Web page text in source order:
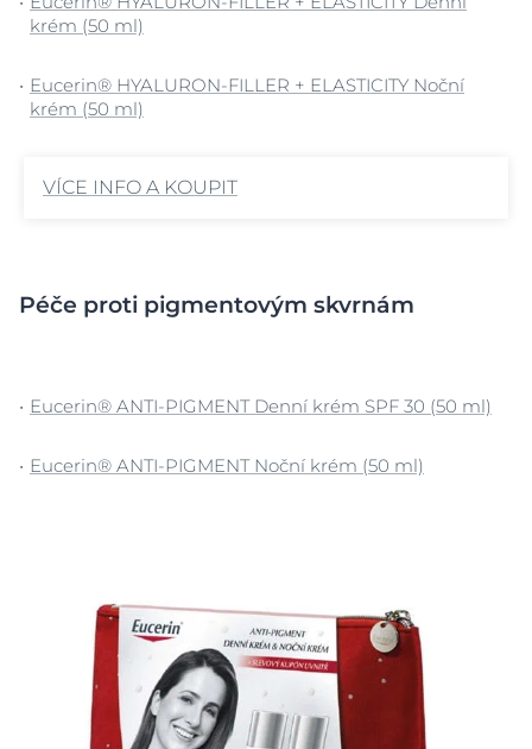
krém (50 ml)
Eucerin® HYALURON-FILLER + ELASTICITY Noční
krém (50 ml)
VÍCE INFO A KOUPIT
Péče proti pigmentovým skvrnám
Eucerin® ANTI-PIGMENT Denní krém SPF 30 (50 ml)
Eucerin® ANTI-PIGMENT Noční krém (50 ml)